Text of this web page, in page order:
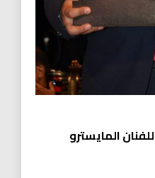
المايسترو